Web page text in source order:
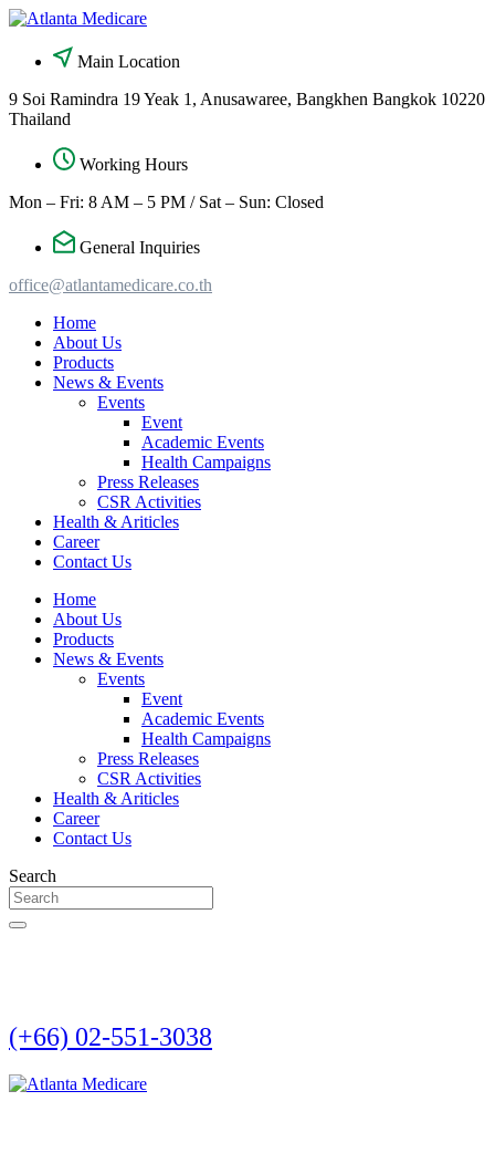
Skip
content
Main Location
9 Soi Ramindra 19 Yeak 1, Anusawaree, Bangkhen Bangkok 10220
Thailand
Working Hours
Mon – Fri: 8 AM – 5 PM / Sat – Sun: Closed
General Inquiries
office@atlantamedicare.co.th
Home
About Us
Products
News & Events
Events
Event
Academic Events
Health Campaigns
Press Releases
CSR Activities
Health & Ariticles
Career
Contact Us
Home
About Us
Products
News & Events
Events
Event
Academic Events
Health Campaigns
Press Releases
CSR Activities
Health & Ariticles
Career
Contact Us
Search
(+66) 02-551-3038